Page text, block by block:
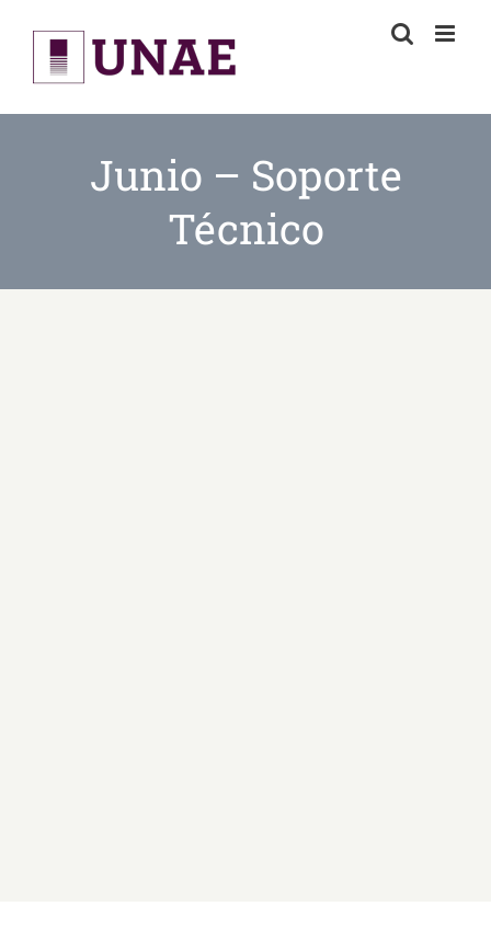
content
Junio – Soporte
Técnico